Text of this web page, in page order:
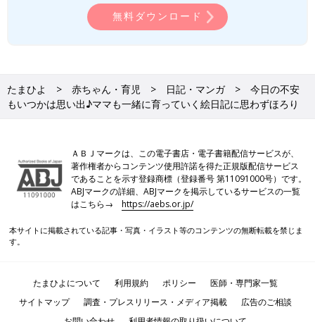
てしまいますよね。でもあまりネガティブに考えすぎなくて大丈
夫♪世界に1つだけのわが子の個性が愛おしく思えるようにな
温かいタッチで思わずうるっと来てしまうエピソードが多く、子
育て真っ最中の人に癒しを与えてくれることでしょう。時に息子
たまひよONLINEのインスタグラム（@tamahiyo_online）で
は、人気の妊娠・育児マンガや#たまひよマンガ で投稿されたイ
ラストをピックアップして多数紹介しています！
みなさんからのフォロー& #たまひよマンガ での投稿もお待ちし
（文・渡部ひより）
があります。あらかじめご了承ください。
ます。
無料ダウンロード
たまひよ 赤ちゃん・育児 日記・マンガ
今日の不安
もいつかは思い出♪ママも一緒に育っていく絵日記に思わずほろり
ＡＢＪマークは、この電子書店・電子書籍配信サービスが、
著作権者からコンテンツ使用許諾を得た正規版配信サービス
であることを示す登録商標（登録番号 第11091000号）です。
ABJマークの詳細、ABJマークを掲示しているサービスの一覧
はこちら→https://aebs.or.jp/
本サイトに掲載されている記事・写真・イラスト等のコンテンツの無断転載を禁じま
す。
たまひよについて 利用規約 ポリシー
医師・専門家一覧
サイトマップ
調査・プレスリリース・メディア掲載
広告のご相談